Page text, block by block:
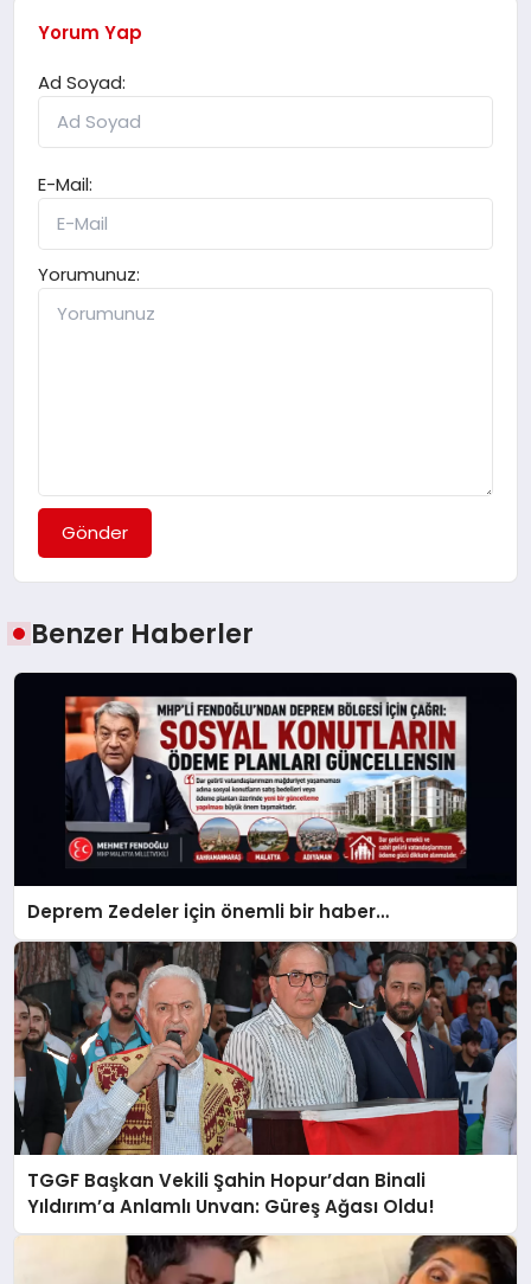
Yorum Yap
Ad Soyad:
E-Mail:
Yorumunuz:
Gönder
Benzer Haberler
Deprem Zedeler için önemli bir haber…
TGGF Başkan Vekili Şahin Hopur’dan Binali
Yıldırım’a Anlamlı Unvan: Güreş Ağası Oldu!